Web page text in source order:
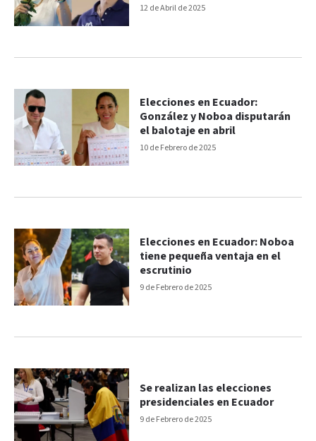
12 de Abril de 2025
10 de Febrero de 2025
Elecciones en Ecuador:
González y Noboa disputarán
el balotaje en abril
9 de Febrero de 2025
Elecciones en Ecuador: Noboa
tiene pequeña ventaja en el
escrutinio
9 de Febrero de 2025
Se realizan las elecciones
presidenciales en Ecuador